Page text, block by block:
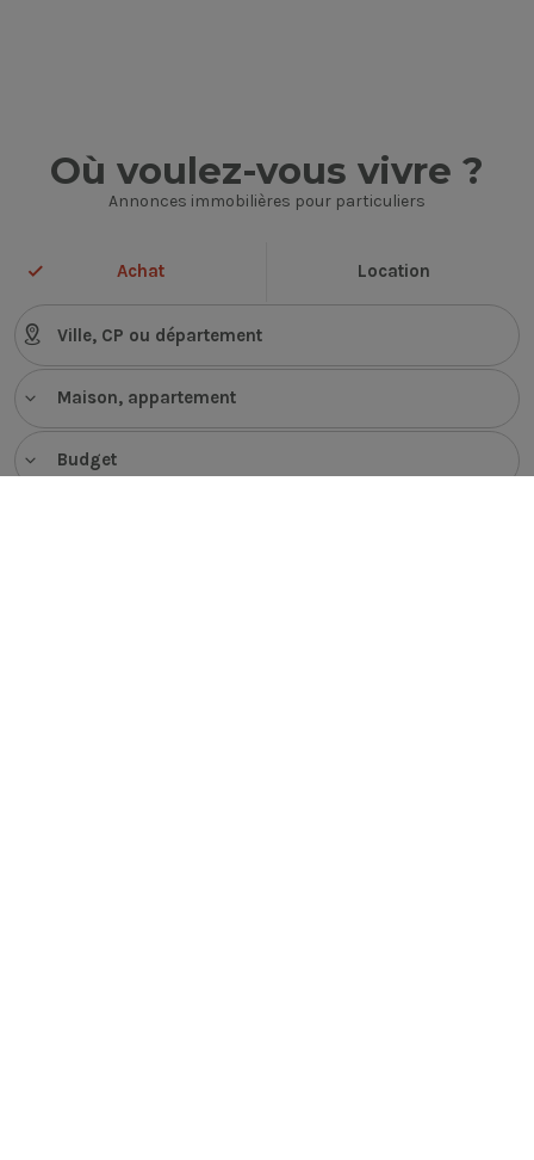
Où voulez-vous vivre ?
Annonces immobilières pour particuliers
Maison, appartement
Budget
Achat Location